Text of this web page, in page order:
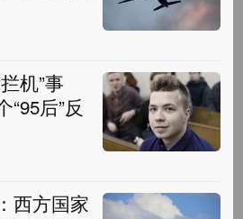
机”事
后”反
西方国家